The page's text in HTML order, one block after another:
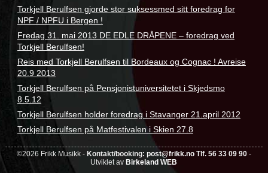
Torkjell Berulfsen gjorde stor suksessmed sitt foredrag for
NPF / NPFU i Bergen !
Fredag 31. mai 2013 DE EDLE DRÅPENE – foredrag ved
Torkjell Berulfsen!
Reis med Torkjell Berulfsen til Bordeaux og Cognac ! Avreise
20.9 2013
Torkjell Berulfsen på Pensjonistuniversitetet i Skjedsmo
8.5.12
Torkjell Berulfsen holder foredrag i Stavanger 21.april 2012
Torkjell Berulfsen på Matfestivalen i Skien 27.8
©2026 Frikk Musikk - Kontakt/booking: post@frikk.noTlf. 56 33 09 90-
Utviklet av Birkeland WEB